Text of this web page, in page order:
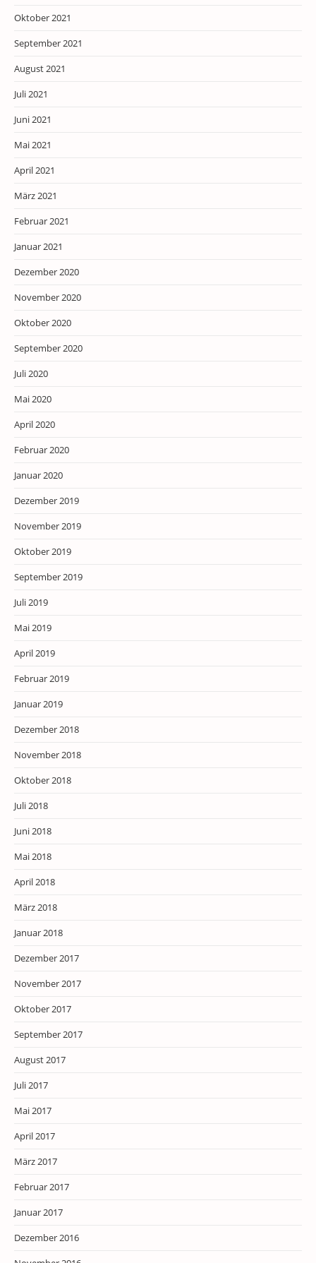
Oktober 2021
September 2021
August 2021
Juli 2021
Juni 2021
Mai 2021
April 2021
März 2021
Februar 2021
Januar 2021
Dezember 2020
November 2020
Oktober 2020
September 2020
Juli 2020
Mai 2020
April 2020
Februar 2020
Januar 2020
Dezember 2019
November 2019
Oktober 2019
September 2019
Juli 2019
Mai 2019
April 2019
Februar 2019
Januar 2019
Dezember 2018
November 2018
Oktober 2018
Juli 2018
Juni 2018
Mai 2018
April 2018
März 2018
Januar 2018
Dezember 2017
November 2017
Oktober 2017
September 2017
August 2017
Juli 2017
Mai 2017
April 2017
März 2017
Februar 2017
Januar 2017
Dezember 2016